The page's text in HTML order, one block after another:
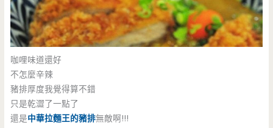
咖哩味道還好
不怎麼辛辣
豬排厚度我覺得算不錯
只是乾澀了一點了
還是中華拉麵王的豬排無敵啊!!!